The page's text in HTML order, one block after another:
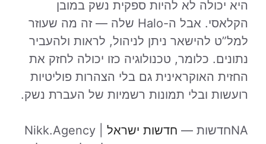
היא יכולה לא להיות ספקית נשק במובן
הקלאסי. אבל ה-Halo שלה — זה מה שעוזר
למל”ט להישאר ניתן לניהול, לראות ולהעביר
נתונים. כלומר, טכנולוגיה כזו יכולה לחזק את
החזית האוקראינית גם בלי הצהרות פוליטיות
רועשות ובלי תמונות רשמיות של העברת נשק.
NAחדשות — חדשות ישראל
| Nikk.Agency